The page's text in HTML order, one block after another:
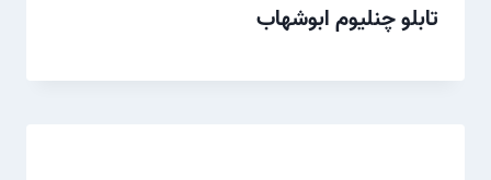
تابلو چنلیوم ابوشهاب